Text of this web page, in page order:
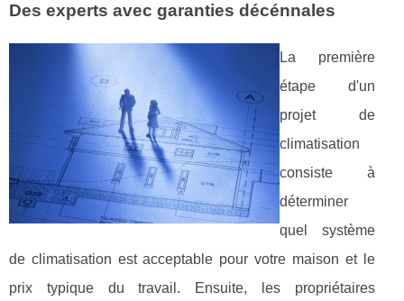
Des experts avec garanties décénnales
La première
étape d'un
projet de
climatisation
consiste à
déterminer
quel système
de climatisation est acceptable pour votre maison et le
prix typique du travail. Ensuite, les propriétaires